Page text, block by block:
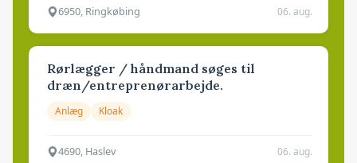
6950, Ringkøbing 06. aug.
Rørlægger / håndmand søges til
dræn/entreprenørarbejde.
Anlæg Kloak
4690, Haslev 06. aug.